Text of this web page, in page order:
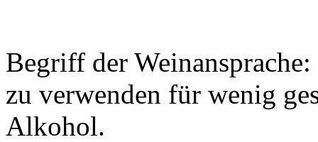
Begriff der
zu verwenden für wenig
Alkohol.